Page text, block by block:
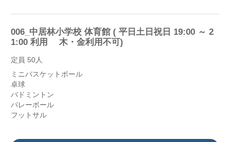
006_中居林小学校 体育館 ( 平日土日祝日 19:00 ～ 2
1:00 利用 木・金利用不可)
定員 50人
ミニバスケットボール
卓球
バドミントン
バレーボール
フットサル